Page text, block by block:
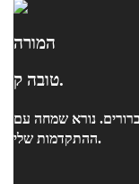
המורה
טובה ק.
טובה מצויינת. שיעורים כייפים ומאוד מאוד ברורים. נורא שמחה עם
ההתקדמות שלי.